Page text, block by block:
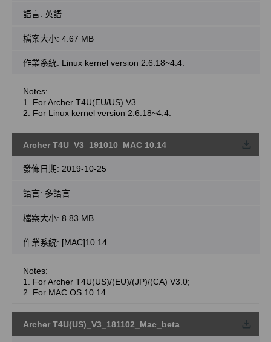
語言: 英語
檔案大小: 4.67 MB
作業系統: Linux kernel version 2.6.18~4.4.
Notes:
1. For Archer T4U(EU/US) V3.
2. For Linux kernel version 2.6.18~4.4.
Archer T4U_V3_191010_MAC 10.14
發佈日期: 2019-10-25
語言: 多語言
檔案大小: 8.83 MB
作業系統: [MAC]10.14
Notes:
1. For Archer T4U(US)/(EU)/(JP)/(CA) V3.0;
2. For MAC OS 10.14.
Archer T4U(US)_V3_181102_Mac_beta